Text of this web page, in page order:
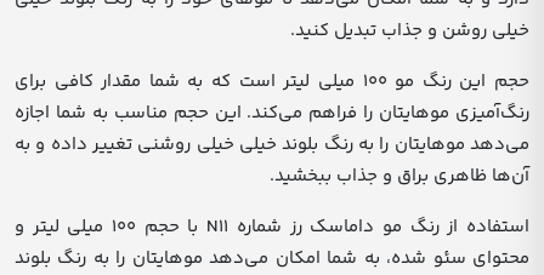
خیلی روشن و جذاب تبدیل کنید.
حجم این رنگ مو 100 میلی لیتر است که به شما مقدار کافی برای
رنگ‌آمیزی موهایتان را فراهم می‌کند. این حجم مناسب به شما اجازه
می‌دهد موهایتان را به رنگ بلوند خیلی خیلی روشنی تغییر داده و به
آن‌ها ظاهری براق و جذاب ببخشید.
استفاده از رنگ مو داماسک رز شماره N11 با حجم 100 میلی لیتر و
محتوای سئو شده، به شما امکان می‌دهد موهایتان را به رنگ بلوند